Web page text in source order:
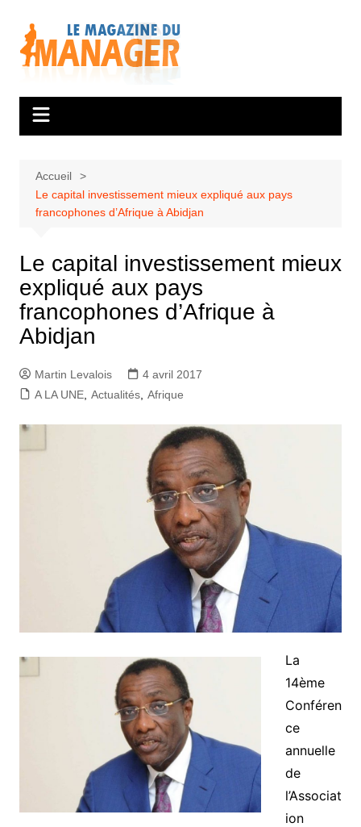
contenu
Accueil
Le capital investissement mieux expliqué aux pays
francophones d’Afrique à Abidjan
Le capital investissement mieux
expliqué aux pays
francophones d’Afrique à
Abidjan
Martin Levalois
4 avril 2017
A LA UNE, Actualités, Afrique
La
14ème
Conféren
ce
annuelle
de
l’Associat
ion